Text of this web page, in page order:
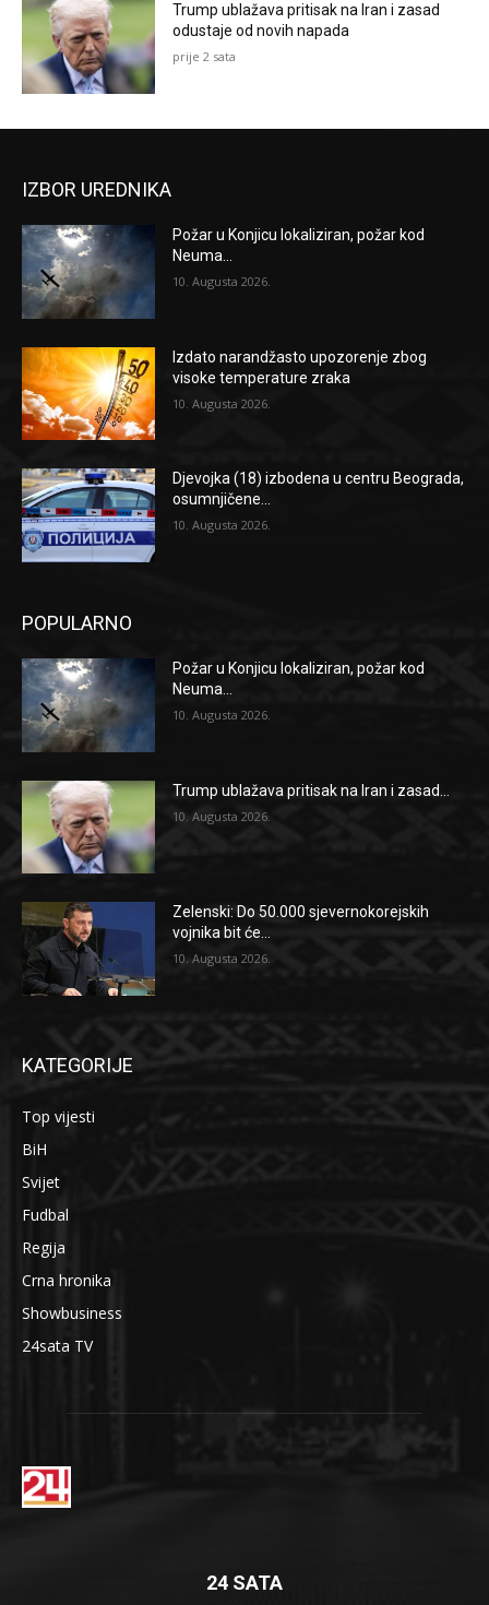
Trump ublažava pritisak na Iran i zasad
odustaje od novih napada
prije 2 sata
IZBOR UREDNIKA
Požar u Konjicu lokaliziran, požar kod
Neuma...
10. Augusta 2026.
Izdato narandžasto upozorenje zbog
visoke temperature zraka
10. Augusta 2026.
Djevojka (18) izbodena u centru Beograda,
osumnjičene...
10. Augusta 2026.
POPULARNO
Požar u Konjicu lokaliziran, požar kod
Neuma...
10. Augusta 2026.
Trump ublažava pritisak na Iran i zasad...
10. Augusta 2026.
Zelenski: Do 50.000 sjevernokorejskih
vojnika bit će...
10. Augusta 2026.
KATEGORIJE
Top vijesti
BiH
Svijet
Fudbal
Regija
Crna hronika
Showbusiness
24sata TV
24 SATA